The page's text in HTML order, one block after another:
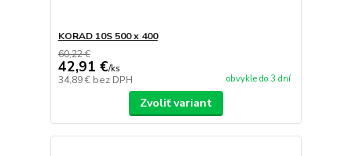
KORAD 10S 500 x 400
60,22 €
42,91 €/ks
34,89 € bez DPH obvykle do 3 dní
Zvoliť variant